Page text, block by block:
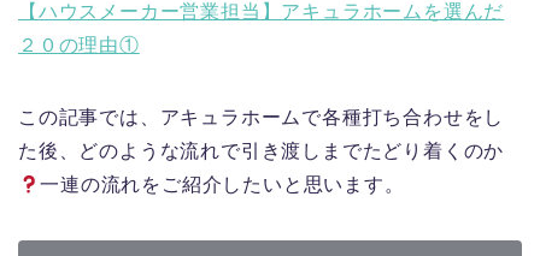
【ハウスメーカー営業担当】アキュラホームを選んだ
２０の理由①
この記事では、アキュラホームで各種打ち合わせをし
た後、どのような流れで引き渡しまでたどり着くのか
一連の流れをご紹介したいと思います。